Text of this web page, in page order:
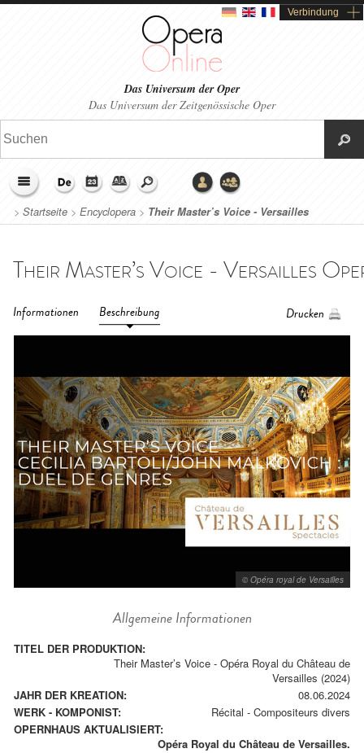
Verbindung
Das Universum der Oper
Das Universum der Zeitgenössische Oper
> Startseite > Encyclopera > Their Master’s Voice - Versailles
Opernhaus (2024)
Informationen Beschreibung Drucken
© Opéra royal de Versailles
Allgemeine Informationen
TITEL DER PRODUKTION:
Their Master’s Voice - Opéra Royal du Château de
Versailles (2024)
JAHR DER KREATION:
08.06.2024
WERK - KOMPONIST:
Récital - Compositeurs divers
OPERNHAUS AKTUALISIERT:
Opéra Royal du Château de Versailles.